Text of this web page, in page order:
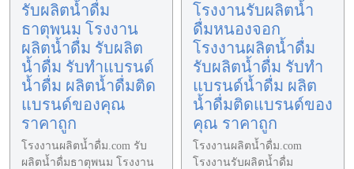
รับผลิตน้ำดื่ม
ธาตุพนม โรงงาน
ผลิตน้ำดื่ม รับผลิต
น้ำดื่ม รับทำแบรนด์
น้ำดื่ม ผลิตน้ำดื่มติด
แบรนด์ของคุณ
ราคาถูก
โรงงานผลิตน้ำดื่ม.com รับ
ผลิตน้ำดื่มธาตุพนม โรงงาน
โรงงานรับผลิตน้ำ
ดื่มหนองจอก
โรงงานผลิตน้ำดื่ม
รับผลิตน้ำดื่ม รับทำ
แบรนด์น้ำดื่ม ผลิต
น้ำดื่มติดแบรนด์ของ
คุณ ราคาถูก
โรงงานผลิตน้ำดื่ม.com
โรงงานรับผลิตน้ำดื่ม